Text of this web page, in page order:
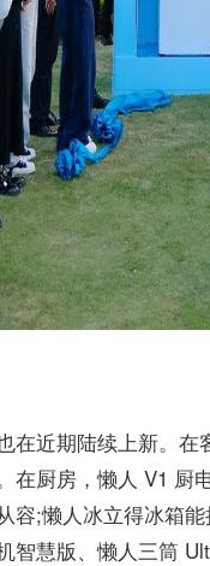
在近期陆续上新。
在厨房，懒人 V1
容;懒人冰立得冰箱
智慧版、懒人三筒